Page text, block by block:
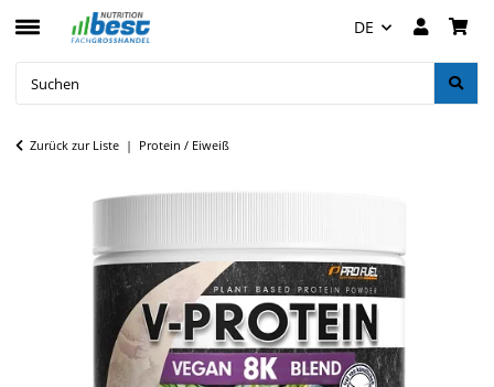
DE
Zurück zur Liste Protein / Eiweiß